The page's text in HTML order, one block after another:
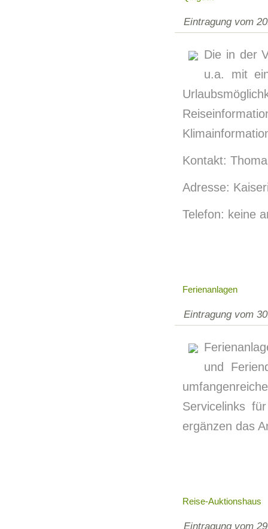
Eintragung vom
Die in der
u.a. mit
Kontakt:
Adresse:
Telefon: keine
Ferienanlagen
Eintragung vom
und
Servicelinks
ergänzen das
Reise-Auktionshaus
Eintragung vom